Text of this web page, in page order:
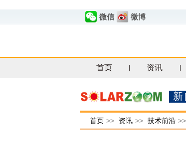
微信 微博
首页 资讯
新
首页 >> 资讯 >> 技术前沿 >>